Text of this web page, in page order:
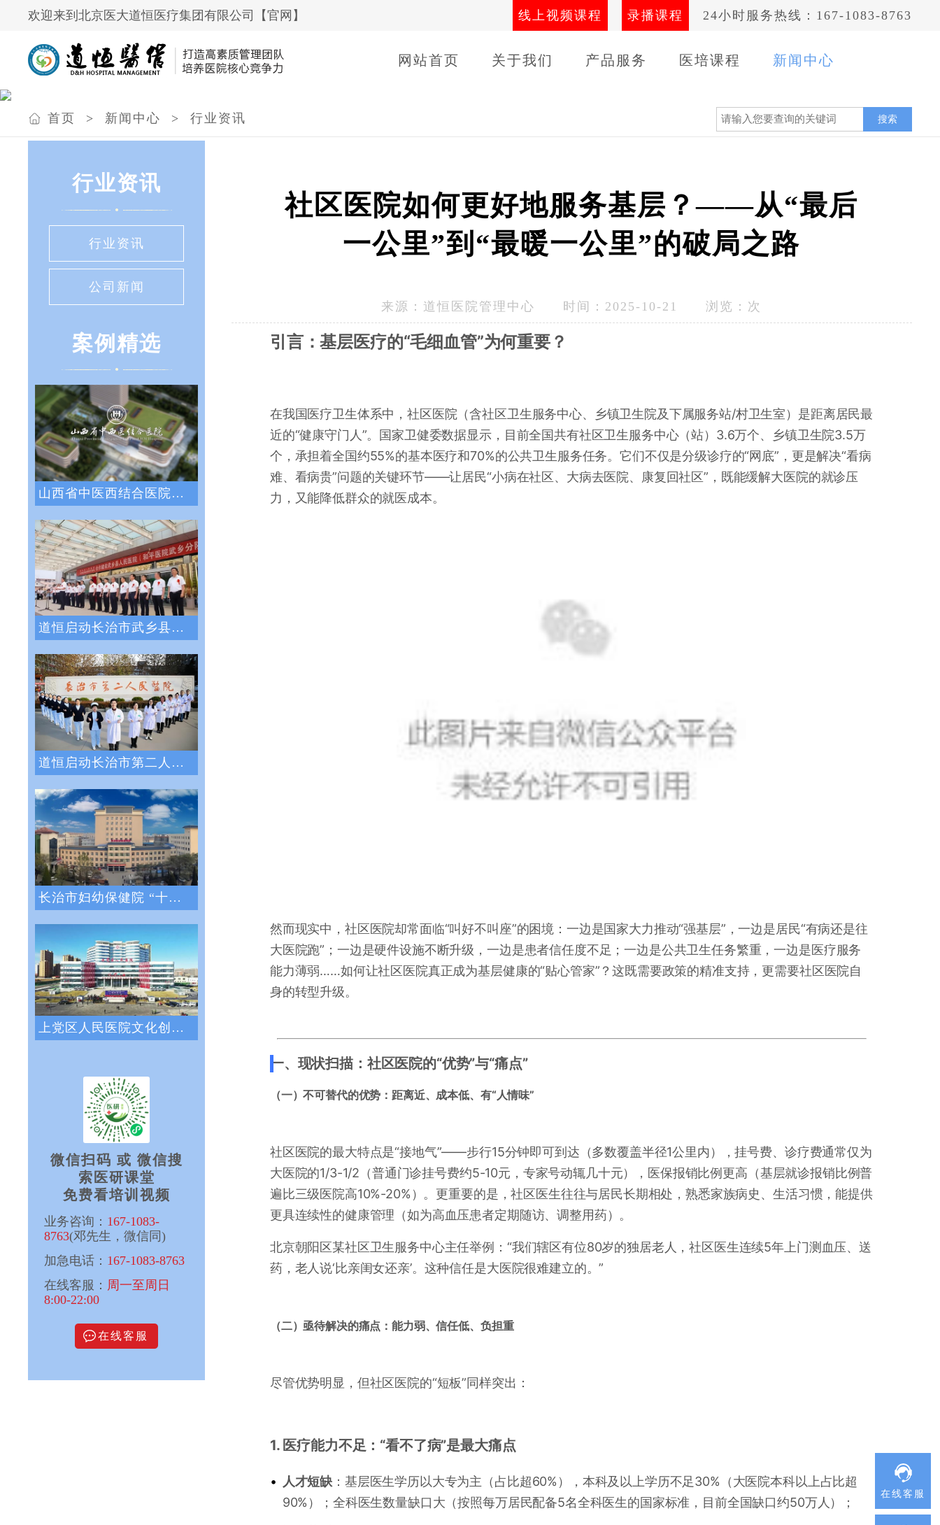
线上视频课程 录播课程 24小时服务热线：167-1083-8763
欢迎来到北京医大道恒医疗集团有限公司【官网】
网站首页 关于我们 产品服务 医培课程 新闻中心
在线客服
首页 > 新闻中心 > 行业资讯 搜索
行业资讯
行业资讯
公司新闻
案例精选
山西省中医西结合医院战略绩效管理咨询项目
道恒启动长治市武乡县人民医院绩效管理体系
道恒启动长治市第二人民医院绩效管理咨询服
长治市妇幼保健院 “十四五”医院战略与绩
上党区人民医院文化创新咨询项目正式启动
微信扫码 或 微信搜
索医研课堂
免费看培训视频
业务咨询： 167-1083-
8763(邓先生，微信同)
加急电话： 167-1083-8763
在线客服： 周一至周日
8:00-22:00
在线客服
社区医院如何更好地服务基层？——从“最后
一公里”到“最暖一公里”的破局之路
来源： 道恒医院管理中心 时间：2025-10-21 浏览： 次
引言：基层医疗的“毛细血管”为何重要？
在我国医疗卫生体系中，社区医院（含社区卫生服务中心、乡镇卫生院及下属服务站/村卫生室）是距离居民最
近的“健康守门人”。国家卫健委数据显示，目前全国共有社区卫生服务中心（站）3.6万个、乡镇卫生院3.5万
个，承担着全国约55%的基本医疗和70%的公共卫生服务任务。它们不仅是分级诊疗的“网底”，更是解决“看病
难、看病贵”问题的关键环节——让居民“小病在社区、大病去医院、康复回社区”，既能缓解大医院的就诊压
力，又能降低群众的就医成本。
然而现实中，社区医院却常面临“叫好不叫座”的困境：一边是国家大力推动“强基层”，一边是居民“有病还是往
大医院跑”；一边是硬件设施不断升级，一边是患者信任度不足；一边是公共卫生任务繁重，一边是医疗服务
能力薄弱……如何让社区医院真正成为基层健康的“贴心管家”？这既需要政策的精准支持，更需要社区医院自
身的转型升级。
一、现状扫描：社区医院的“优势”与“痛点”
（一）不可替代的优势：距离近、成本低、有“人情味”
社区医院的最大特点是“接地气”——步行15分钟即可到达（多数覆盖半径1公里内），挂号费、诊疗费通常仅为
大医院的1/3-1/2（普通门诊挂号费约5-10元，专家号动辄几十元），医保报销比例更高（基层就诊报销比例普
遍比三级医院高10%-20%）。更重要的是，社区医生往往与居民长期相处，熟悉家族病史、生活习惯，能提供
更具连续性的健康管理（如为高血压患者定期随访、调整用药）。
北京朝阳区某社区卫生服务中心主任举例：“我们辖区有位80岁的独居老人，社区医生连续5年上门测血压、送
药，老人说‘比亲闺女还亲’。这种信任是大医院很难建立的。”
（二）亟待解决的痛点：能力弱、信任低、负担重
尽管优势明显，但社区医院的“短板”同样突出：
1. 医疗能力不足：“看不了病”是最大痛点
• 人才短缺 ：基层医生学历以大专为主（占比超60%），本科及以上学历不足30%（大医院本科以上占比超
90%）；全科医生数量缺口大（按照每万居民配备5名全科医生的国家标准，目前全国缺口约50万人）；